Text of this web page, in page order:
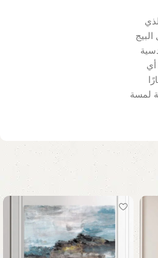
البيج
لمسة